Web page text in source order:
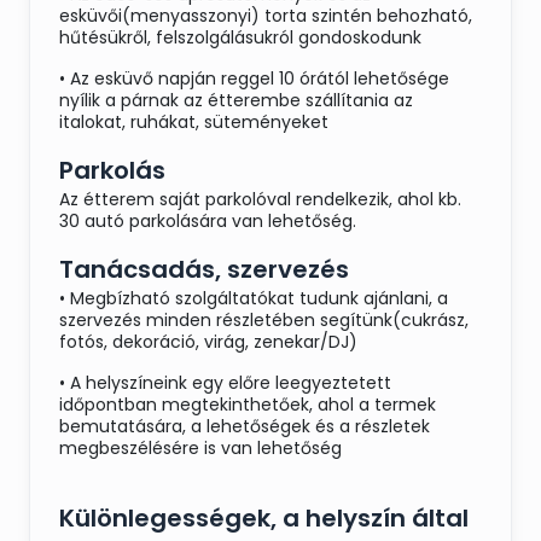
esküvői(menyasszonyi) torta szintén behozható,
hűtésükről, felszolgálásukról gondoskodunk
• Az esküvő napján reggel 10 órától lehetősége
nyílik a párnak az étterembe szállítania az
italokat, ruhákat, süteményeket
Parkolás
Az étterem saját parkolóval rendelkezik, ahol kb.
30 autó parkolására van lehetőség.
Tanácsadás, szervezés
• Megbízható szolgáltatókat tudunk ajánlani, a
szervezés minden részletében segítünk(cukrász,
fotós, dekoráció, virág, zenekar/DJ)
• A helyszíneink egy előre leegyeztetett
időpontban megtekinthetőek, ahol a termek
bemutatására, a lehetőségek és a részletek
megbeszélésére is van lehetőség
Különlegességek, a helyszín által